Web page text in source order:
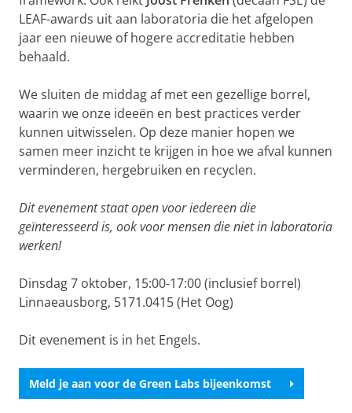
LEAF-awards uit aan laboratoria die het afgelopen
jaar een nieuwe of hogere accreditatie hebben
behaald.
We sluiten de middag af met een gezellige borrel,
waarin we onze ideeën en best practices verder
kunnen uitwisselen. Op deze manier hopen we
samen meer inzicht te krijgen in hoe we afval kunnen
verminderen, hergebruiken en recyclen.
Dit evenement staat open voor iedereen die
geïnteresseerd is, ook voor mensen die niet in laboratoria
werken!
Dinsdag 7 oktober, 15:00-17:00 (inclusief borrel)
Linnaeausborg, 5171.0415 (Het Oog)
Dit evenement is in het Engels.
Meld je aan voor de Green Labs bijeenkomst